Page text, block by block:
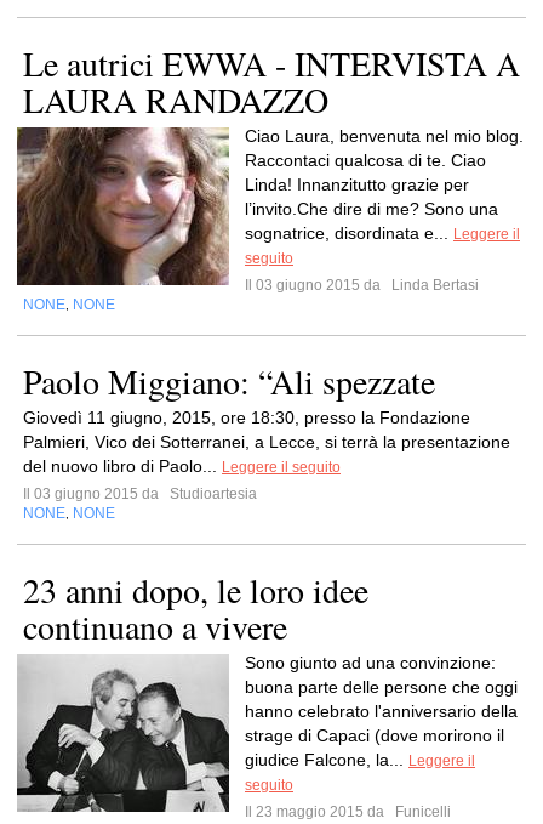
Le autrici EWWA - INTERVISTA A
LAURA RANDAZZO
Ciao Laura, benvenuta nel mio blog.
Raccontaci qualcosa di te. Ciao
Linda! Innanzitutto grazie per
l’invito.Che dire di me? Sono una
sognatrice, disordinata e...
Leggere il
seguito
Il 03 giugno 2015 da
Linda Bertasi
NONE NONE
Paolo Miggiano: “Ali spezzate
Giovedì 11 giugno, 2015, ore 18:30, presso la Fondazione
Palmieri, Vico dei Sotterranei, a Lecce, si terrà la presentazione
del nuovo libro di Paolo...
Leggere il seguito
Il 03 giugno 2015 da
Studioartesia
NONE NONE
23 anni dopo, le loro idee
continuano a vivere
Sono giunto ad una convinzione:
buona parte delle persone che oggi
hanno celebrato l'anniversario della
strage di Capaci (dove morirono il
giudice Falcone, la...
Leggere il
seguito
Il 23 maggio 2015 da
Funicelli